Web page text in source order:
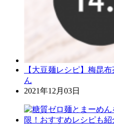
【大豆麺レシピ】梅昆
ん
2021年12月03日